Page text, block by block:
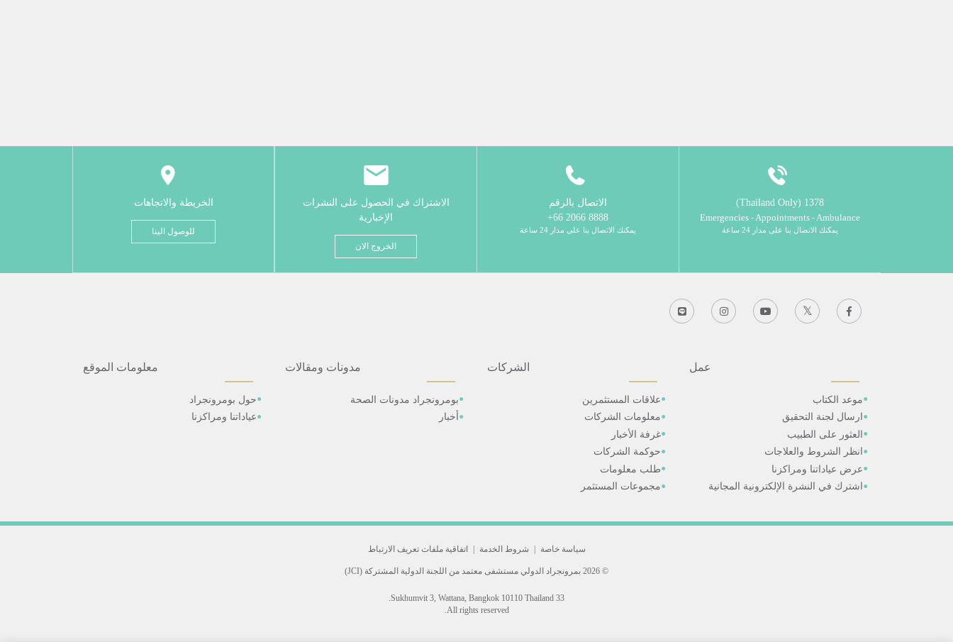
1378 (Thailand Only)
Emergencies - Appointments - Ambulance
يمكنك الاتصال بنا على مدار 24 ساعة
الاتصال بالرقم
8888 2066 66+
يمكنك الاتصال بنا على مدار 24 ساعة
الاشتراك في الحصول على النشرات
الإخبارية
الخروج الان
الخريطة والاتجاهات
للوصول الينا
عمل
موعد الكتاب
ارسال لجنة التحقيق
العثور على الطبيب
انظر الشروط والعلاجات
عرض عياداتنا ومراكزنا
اشترك في النشرة الإلكترونية المجانية
الشركات
علاقات المستثمرين
معلومات الشركات
غرفة الأخبار
حوكمة الشركات
طلب معلومات
مجموعات المستثمر
مدونات ومقالات
بومرونجراد مدونات الصحة
أخبار
معلومات الموقع
حول بومرونجراد
عياداتنا ومراكزنا
سياسة خاصة شروط الخدمة اتفاقية ملفات تعريف الارتباط
© 2026 بمرونجراد الدولي مستشفى معتمد من اللجنة الدولية المشتركة (JCI)
33 Sukhumvit 3, Wattana, Bangkok 10110 Thailand.
All rights reserved.